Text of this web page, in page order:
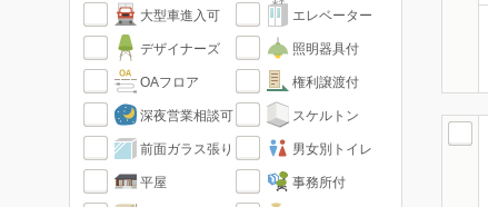
大型車進入可 エレベーター
デザイナーズ 照明器具付
OAフロア 権利譲渡付
深夜営業相談可 スケルトン
前面ガラス張り 男女別トイレ
平屋 事務所付